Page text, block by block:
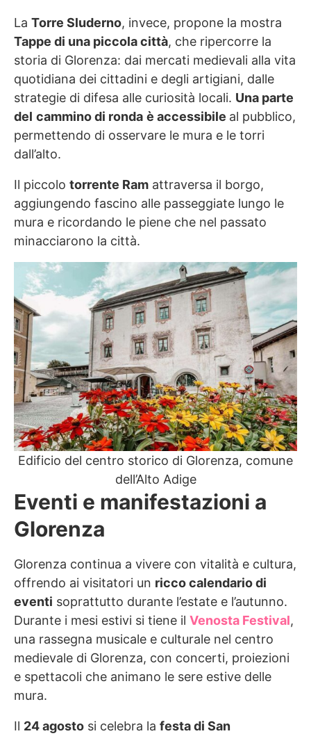
La Torre Sluderno, invece, propone la mostra
Tappe di una piccola città, che ripercorre la
storia di Glorenza: dai mercati medievali alla vita
quotidiana dei cittadini e degli artigiani, dalle
strategie di difesa alle curiosità locali. Una parte
del cammino di ronda è accessibile al pubblico,
permettendo di osservare le mura e le torri
dall’alto.
Il piccolo torrente Ram attraversa il borgo,
aggiungendo fascino alle passeggiate lungo le
mura e ricordando le piene che nel passato
minacciarono la città.
Edificio del centro storico di Glorenza, comune
dell’Alto Adige
Eventi e manifestazioni a
Glorenza
Glorenza continua a vivere con vitalità e cultura,
offrendo ai visitatori un ricco calendario di
eventi soprattutto durante l’estate e l’autunno.
Durante i mesi estivi si tiene il Venosta Festival,
una rassegna musicale e culturale nel centro
medievale di Glorenza, con concerti, proiezioni
e spettacoli che animano le sere estive delle
mura.
Il 24 agosto si celebra la festa di San